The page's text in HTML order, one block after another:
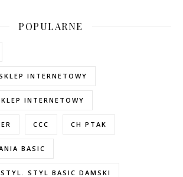
POPULARNE
INTERNETOWY
INTERNETOWY
CCC CH PTAK
BASIC
STYL BASIC DAMSKI